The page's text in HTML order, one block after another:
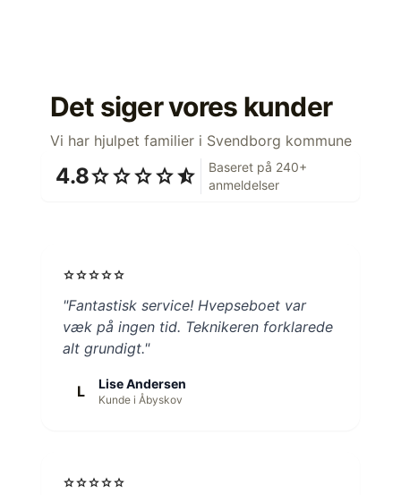
Det siger vores kunder
Vi har hjulpet familier i Svendborg kommune
4.8starstarstarstarstar_half
Baseret på 240+
anmeldelser
starstarstarstarstar
"Fantastisk service! Hvepseboet var
væk på ingen tid. Teknikeren forklarede
alt grundigt."
L Lise Andersen
Kunde i Åbyskov
starstarstarstarstar